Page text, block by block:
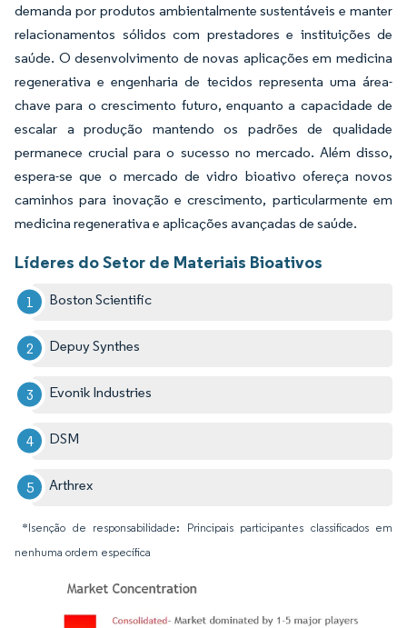
demanda por produtos ambientalmente sustentáveis e manter
relacionamentos sólidos com prestadores e instituições de
saúde. O desenvolvimento de novas aplicações em medicina
regenerativa e engenharia de tecidos representa uma área-
chave para o crescimento futuro, enquanto a capacidade de
escalar a produção mantendo os padrões de qualidade
permanece crucial para o sucesso no mercado. Além disso,
espera-se que o mercado de vidro bioativo ofereça novos
caminhos para inovação e crescimento, particularmente em
medicina regenerativa e aplicações avançadas de saúde.
Líderes do Setor de Materiais Bioativos
Boston Scientific
Depuy Synthes
Evonik Industries
DSM
Arthrex
*Isenção de responsabilidade: Principais participantes classificados em
nenhuma ordem específica